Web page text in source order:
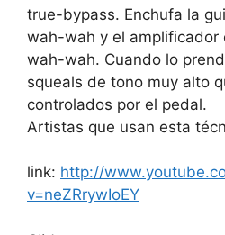
true-bypass. Enchufa la
wah-wah y el amplificador
wah-wah. Cuando lo
squeals de tono muy alto
controlados por el pedal.
Artistas que usan esta
link: http://
v=neZRrywIoEY